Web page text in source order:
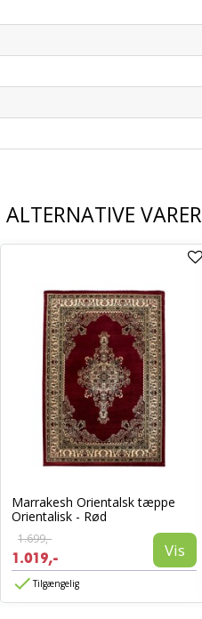
ALTERNATIVE VARER
Marrakesh Orientalsk tæppe
Orientalisk - Rød
1.699,-
1.019,- Vis
Tilgængelig